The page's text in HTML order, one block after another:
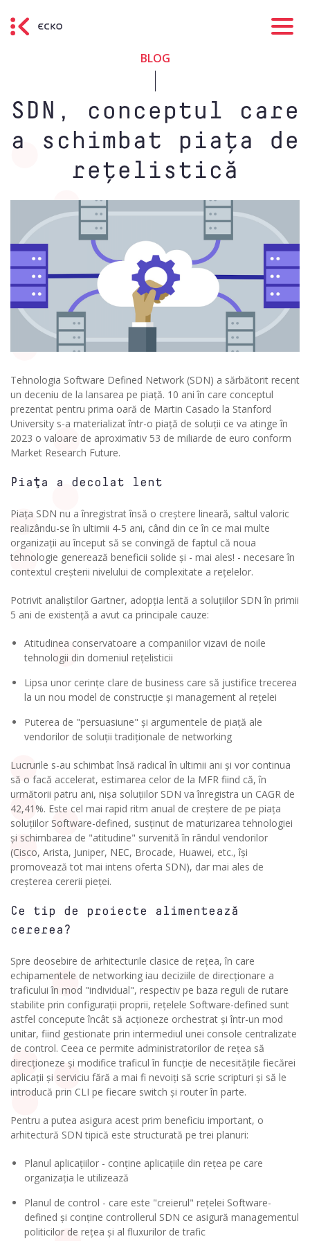
BLOG
SDN, conceptul care
a schimbat piața de
rețelistică
Tehnologia Software Defined Network (SDN) a sărbătorit recent
un deceniu de la lansarea pe piață. 10 ani în care conceptul
prezentat pentru prima oară de Martin Casado la Stanford
University s-a materializat într-o piață de soluții ce va atinge în
2023 o valoare de aproximativ 53 de miliarde de euro conform
Market Research Future.
Piaţa a decolat lent
Piața SDN nu a înregistrat însă o creștere lineară, saltul valoric
realizându-se în ultimii 4-5 ani, când din ce în ce mai multe
organizații au început să se convingă de faptul că noua
tehnologie generează beneficii solide și - mai ales! - necesare în
contextul creșterii nivelului de complexitate a rețelelor.
Potrivit analiștilor Gartner, adopția lentă a soluțiilor SDN în primii
5 ani de existență a avut ca principale cauze:
Atitudinea conservatoare a companiilor vizavi de noile
tehnologii din domeniul rețelisticii
Lipsa unor cerințe clare de business care să justifice trecerea
la un nou model de construcție și management al rețelei
Puterea de "persuasiune" și argumentele de piață ale
vendorilor de soluții tradiționale de networking
Lucrurile s-au schimbat însă radical în ultimii ani și vor continua
să o facă accelerat, estimarea celor de la MFR fiind că, în
următorii patru ani, nișa soluțiilor SDN va înregistra un CAGR de
42,41%. Este cel mai rapid ritm anual de creștere de pe piața
soluțiilor Software-defined, susținut de maturizarea tehnologiei
și schimbarea de "atitudine" survenită în rândul vendorilor
(Cisco, Arista, Juniper, NEC, Brocade, Huawei, etc., își
promovează tot mai intens oferta SDN), dar mai ales de
creșterea cererii pieței.
Ce tip de proiecte alimentează
cererea?
Spre deosebire de arhitecturile clasice de rețea, în care
echipamentele de networking iau deciziile de direcționare a
traficului în mod "individual", respectiv pe baza reguli de rutare
stabilite prin configurații proprii, rețelele Software-defined sunt
astfel concepute încât să acționeze orchestrat și într-un mod
unitar, fiind gestionate prin intermediul unei console centralizate
de control. Ceea ce permite administratorilor de rețea să
direcționeze și modifice traficul în funcție de necesitățile fiecărei
aplicații și serviciu fără a mai fi nevoiți să scrie scripturi și să le
introducă prin CLI pe fiecare switch și router în parte.
Pentru a putea asigura acest prim beneficiu important, o
arhitectură SDN tipică este structurată pe trei planuri:
Planul aplicațiilor - conține aplicațiile din rețea pe care
organizația le utilizează
Planul de control - care este "creierul" rețelei Software-
defined și conține controllerul SDN ce asigură managementul
politicilor de rețea și al fluxurilor de trafic